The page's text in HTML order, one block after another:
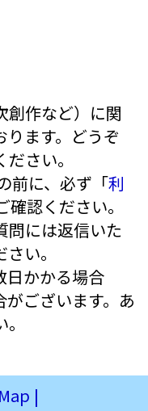
創作など）に関
ります。どうぞ
さい。
前に、必ず「利
確認ください。
問には返信いた
い。
日かかる場合
ございます。あ
|